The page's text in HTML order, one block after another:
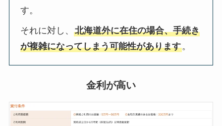
す。
それに対し、北海道外に在住の場合、手続き
が複雑になってしまう可能性があります。
金利が高い